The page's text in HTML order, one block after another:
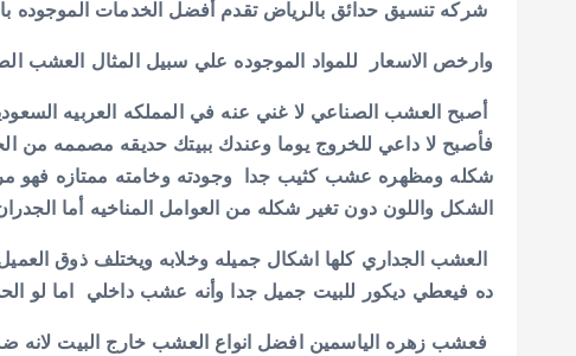
شركه تنسيق حدائق بالرياض تقدم أفضل الخدمات الموجوده
وارخص الاسعار للمواد الموجوده علي سبيل المثال العشب
أصبح العشب الصناعي لا غني عنه في المملكه العربيه
شكله ومظهره عشب كثيب جدا وجودته وخامته ممتازه فهو
الشكل واللون دون تغير شكله من العوامل المناخيه أما
العشب الجداري كلها اشكال جميله وخلابه ويختلف ذوق
ده فيعطي ديكور للبيت جميل جدا وأنه عشب داخلي اما لو
فعشب زهره الياسمين افضل انواع العشب خارج البيت لانه